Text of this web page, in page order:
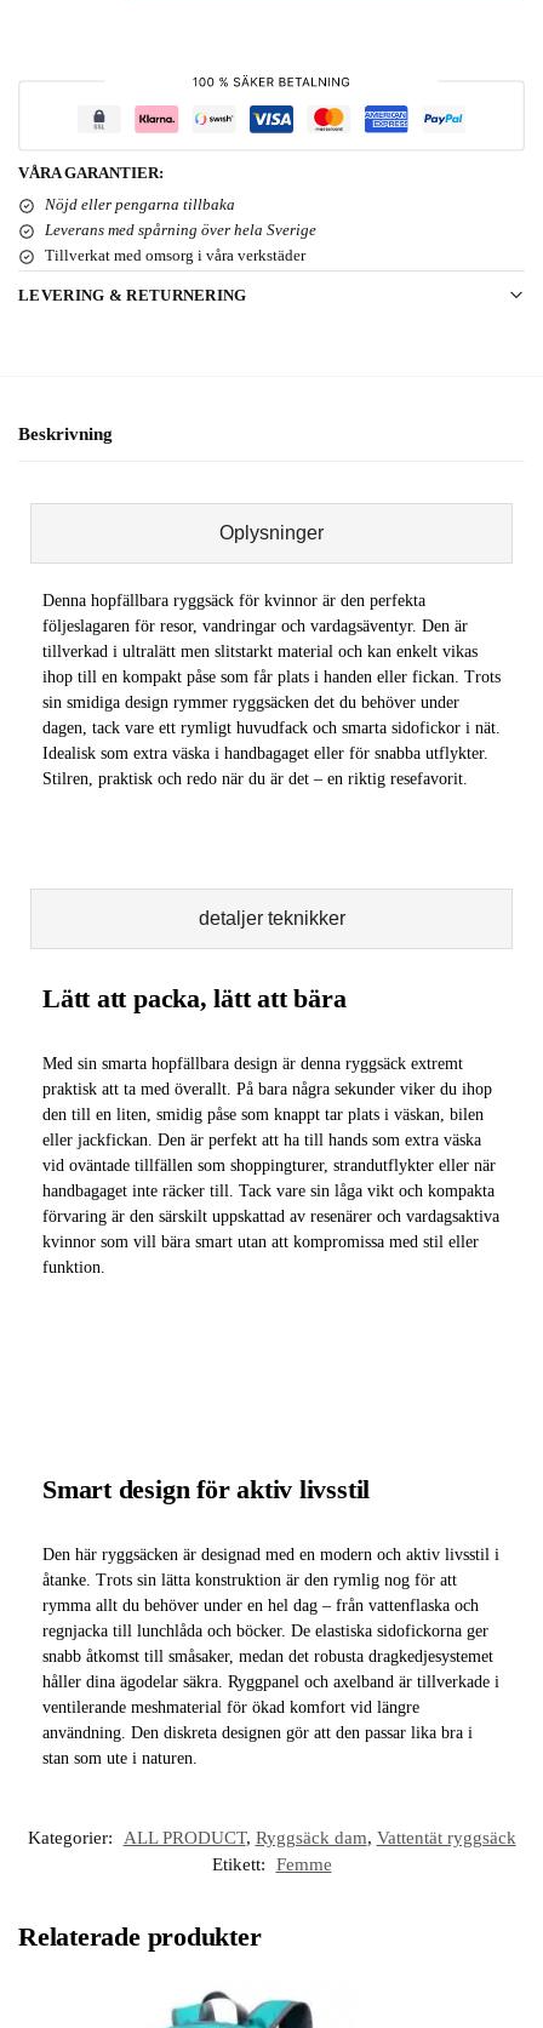
VÅRA GARANTIER:
Nöjd eller pengarna tillbaka
Leverans med spårning över hela Sverige
Tillverkat med omsorg i våra verkstäder
LEVERING & RETURNERING
Beskrivning
Oplysninger
detaljer teknikker
Denna hopfällbara ryggsäck för kvinnor är den perfekta
följeslagaren för resor, vandringar och vardagsäventyr. Den är
tillverkad i ultralätt men slitstarkt material och kan enkelt vikas
ihop till en kompakt påse som får plats i handen eller fickan. Trots
sin smidiga design rymmer ryggsäcken det du behöver under
dagen, tack vare ett rymligt huvudfack och smarta sidofickor i nät.
Idealisk som extra väska i handbagaget eller för snabba utflykter.
Stilren, praktisk och redo när du är det – en riktig resefavorit.
Lätt att packa, lätt att bära
Med sin smarta hopfällbara design är denna ryggsäck extremt
praktisk att ta med överallt. På bara några sekunder viker du ihop
den till en liten, smidig påse som knappt tar plats i väskan, bilen
eller jackfickan. Den är perfekt att ha till hands som extra väska
vid oväntade tillfällen som shoppingturer, strandutflykter eller när
handbagaget inte räcker till. Tack vare sin låga vikt och kompakta
förvaring är den särskilt uppskattad av resenärer och vardagsaktiva
kvinnor som vill bära smart utan att kompromissa med stil eller
funktion.
Smart design för aktiv livsstil
Den här ryggsäcken är designad med en modern och aktiv livsstil i
åtanke. Trots sin lätta konstruktion är den rymlig nog för att
rymma allt du behöver under en hel dag – från vattenflaska och
regnjacka till lunchlåda och böcker. De elastiska sidofickorna ger
snabb åtkomst till småsaker, medan det robusta dragkedjesystemet
håller dina ägodelar säkra. Ryggpanel och axelband är tillverkade i
ventilerande meshmaterial för ökad komfort vid längre
användning. Den diskreta designen gör att den passar lika bra i
stan som ute i naturen.
Kategorier: ALL PRODUCT, Ryggsäck dam, Vattentät ryggsäck
Etikett:
Femme
Relaterade produkter